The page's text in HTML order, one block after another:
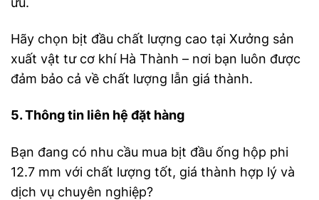
Hãy chọn bịt đầu chất lượng cao tại Xưởng sản
xuất vật tư cơ khí Hà Thành – nơi bạn luôn được
đảm bảo cả về chất lượng lẫn giá thành.
5. Thông tin liên hệ đặt hàng
Bạn đang có nhu cầu mua bịt đầu ống hộp phi
12.7 mm với chất lượng tốt, giá thành hợp lý và
dịch vụ chuyên nghiệp?